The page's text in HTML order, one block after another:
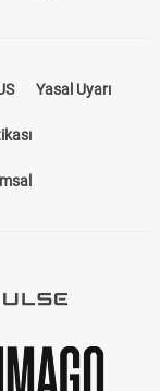
Yasal Uyarı